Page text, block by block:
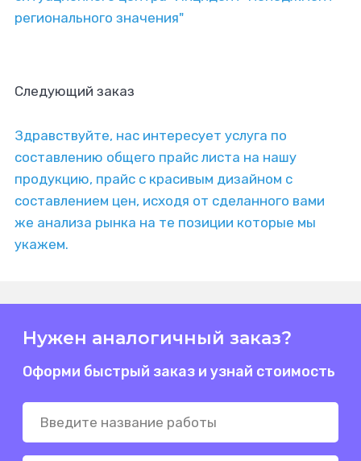
регионального значения"
Следующий заказ
Здравствуйте, нас интересует услуга по
составлению общего прайс листа на нашу
продукцию, прайс с красивым дизайном с
составлением цен, исходя от сделанного вами
же анализа рынка на те позиции которые мы
укажем.
Нужен аналогичный заказ?
Оформи быстрый заказ и узнай стоимость